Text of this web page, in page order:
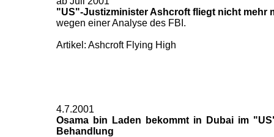
"US"-Justizminister Ashcroft fliegt nicht mehr
wegen einer Analyse des FBI.
Artikel: Ashcroft Flying High
4.7.2001
Osama bin Laden bekommt in Dubai im
Behandlung